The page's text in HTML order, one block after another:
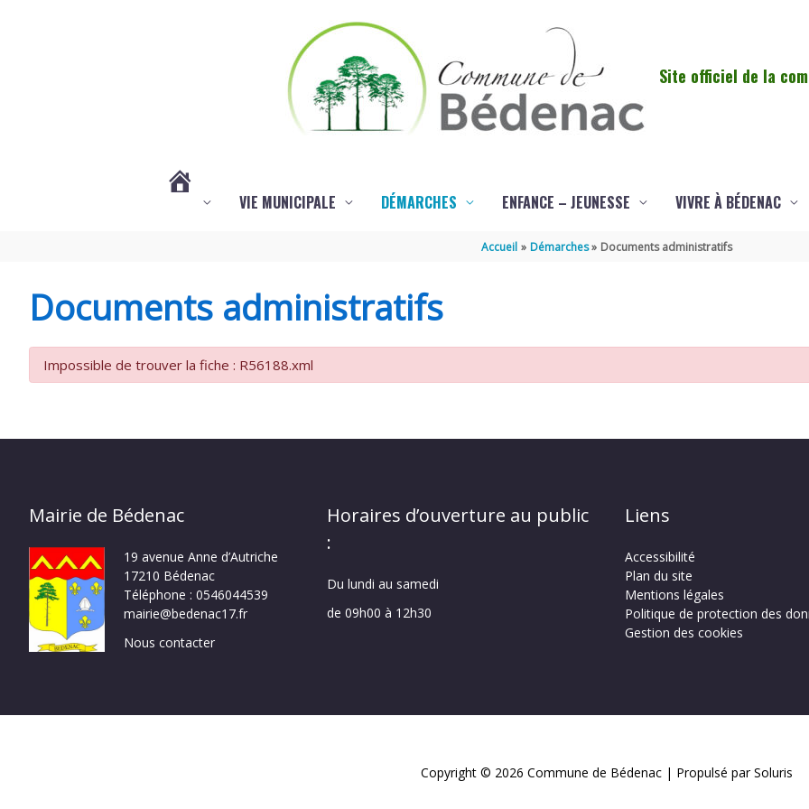
Site officiel de la
DE
VIE MUNICIPALE DÉMARCHES ENFANCE – JEUNESSE VIVRE À BÉDENAC
Accueil Démarches Documents administratifs
Documents administratifs
Impossible de trouver la fiche : R56188.xml
Mairie de Bédenac
19 avenue Anne d’Autriche
17210 Bédenac
Téléphone : 0546044539
mairie@bedenac17.fr
Nous contacter
Horaires d’ouverture au public
:
Du lundi au samedi
de 09h00 à 12h30
Liens
Accessibilité
Plan du site
Mentions légales
Politique de protection des
Gestion des cookies
Copyright © 2026 Commune de Bédenac | Propulsé par Soluris